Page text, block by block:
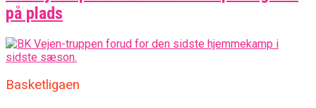
på plads
Basketligaen